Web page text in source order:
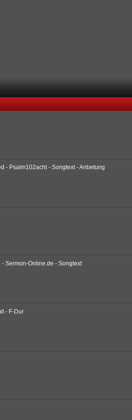
- Psalm102acht - Songtext - Anbetung
Sermon-Online.de - Songtext
- F-Dur